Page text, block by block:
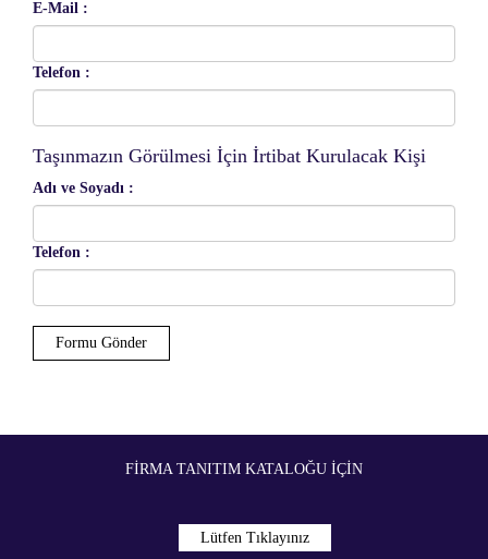
E-Mail :
Telefon :
Taşınmazın Görülmesi İçin İrtibat Kurulacak Kişi
Adı ve Soyadı :
Telefon :
FIRMA TANITIM KATALOĞU İÇIN
Lütfen Tıklayınız